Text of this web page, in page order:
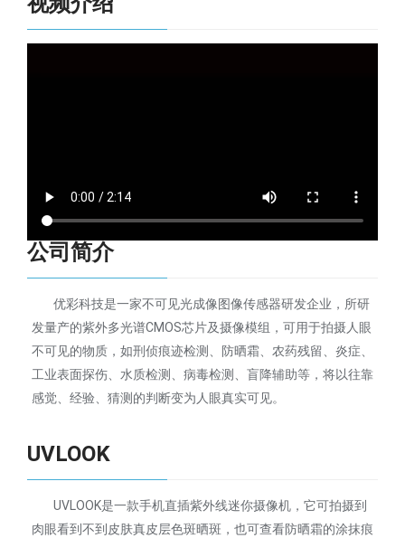
公司简介
优彩科技是一家不可见光成像图像传感器研发企业，所研
发量产的紫外多光谱CMOS芯片及摄像模组，可用于拍摄人眼
不可见的物质，如刑侦痕迹检测、防晒霜、农药残留、炎症、
工业表面探伤、水质检测、病毒检测、盲降辅助等，将以往靠
感觉、经验、猜测的判断变为人眼真实可见。
UVLOOK
UVLOOK是一款手机直插紫外线迷你摄像机，它可拍摄到
肉眼看到不到皮肤真皮层色斑晒斑，也可查看防晒霜的涂抹痕